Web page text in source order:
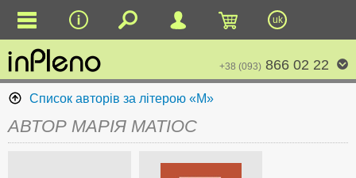
uk
+38 (093) 866 02 22
Список авторів за літерою «М»
АВТОР МАРІЯ МАТІОС